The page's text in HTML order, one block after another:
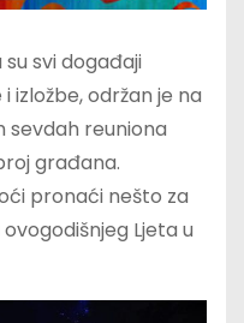
svi događaji
izložbe, održan je na
reuniona
građana.
pronaći nešto za
Ljeta u